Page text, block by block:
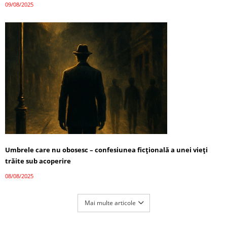
09/08/2025
Umbrele care nu obosesc – confesiunea ficțională a unei vieți
trăite sub acoperire
08/08/2025
Mai multe articole